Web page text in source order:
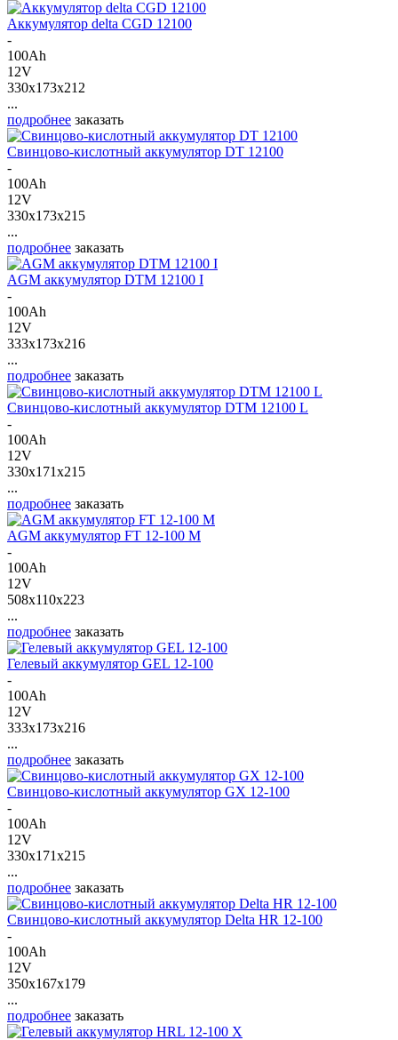
Аккумулятор delta CGD 12100
-
100Ah
12V
330x173x212
...
подробнее заказать
Свинцово-кислотный аккумулятор DT 12100
-
100Ah
12V
330x173x215
...
подробнее заказать
AGM аккумулятор DTM 12100 I
-
100Ah
12V
333x173x216
...
подробнее заказать
Свинцово-кислотный аккумулятор DTM 12100 L
-
100Ah
12V
330x171x215
...
подробнее заказать
AGM аккумулятор FT 12-100 M
-
100Ah
12V
508x110x223
...
подробнее заказать
Гелевый аккумулятор GEL 12-100
-
100Ah
12V
333x173x216
...
подробнее заказать
Свинцово-кислотный аккумулятор GX 12-100
-
100Ah
12V
330x171x215
...
подробнее заказать
Свинцово-кислотный аккумулятор Delta HR 12-100
-
100Ah
12V
350x167x179
...
подробнее заказать